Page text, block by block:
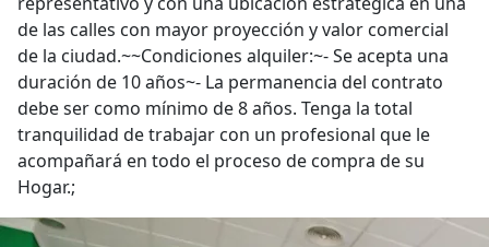
de las calles con mayor proyección y valor comercial
de la ciudad.~~Condiciones alquiler:~- Se acepta una
duración de 10 años~- La permanencia del contrato
debe ser como mínimo de 8 años. Tenga la total
tranquilidad de trabajar con un profesional que le
acompañará en todo el proceso de compra de su
Hogar.;